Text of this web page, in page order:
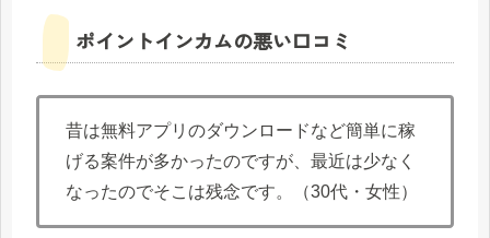
ポイントインカムの悪い口コミ
昔は無料アプリのダウンロードなど簡単に稼
げる案件が多かったのですが、最近は少なく
なったのでそこは残念です。（30代・女性）